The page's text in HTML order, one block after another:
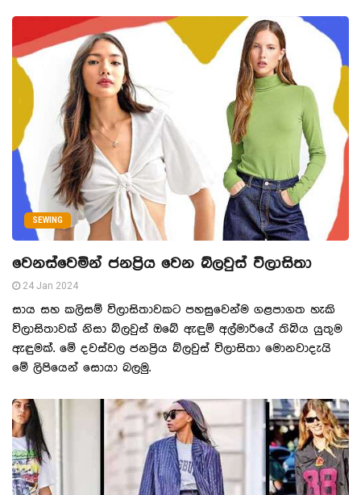
SEWING
වෙනස්වෙමින් ජනප්‍රිය වෙන බ්ලවුස් විලාසිතා
24 Jan 2024
සාය සහ කලිසම් විලාසිතාවකට පහසුවෙන්ම ගළපාගත හැකි
විලාසිතාවක් නිසා බ්ලවුස් ඔබේ ඇඳුම් අල්මාරියේ තිබිය යුතුම
ඇඳුමක්. මේ දවස්වල ජනප්‍රිය බ්ලවුස් විලාසිතා මොනවාදැයි
මේ ලිපියෙන් සොයා බලමු.